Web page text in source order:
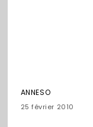
ANNESO
25 février 2010